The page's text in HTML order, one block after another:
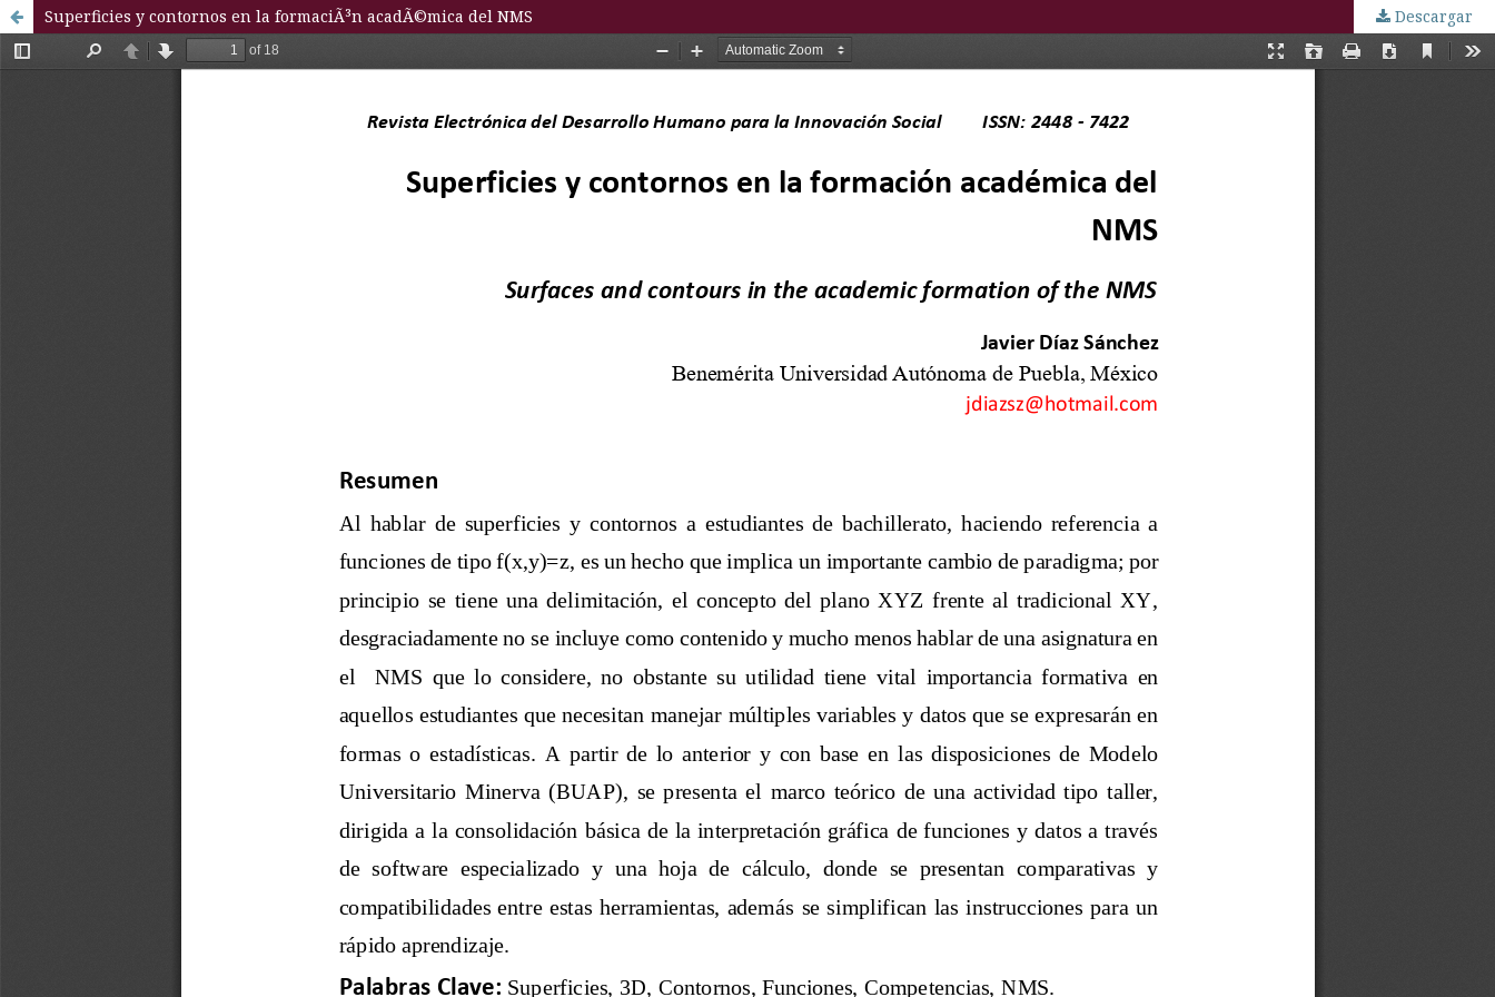
Superficies y contornos en la formaciÃ³n acadÃ©mica del NMS Descargar